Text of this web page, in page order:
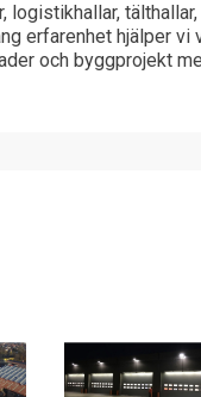
logistikhallar,
erfarenhet hjälper vi
och byggprojekt